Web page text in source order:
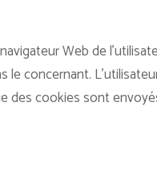
Web de
le concernant.
cookies sont